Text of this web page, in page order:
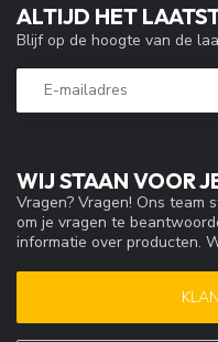
WIJ STAAN VOOR
Vragen? Vragen! Ons team
om je vragen te
informatie over producten.
ALTIJD HET
Blijf op de hoogte van de